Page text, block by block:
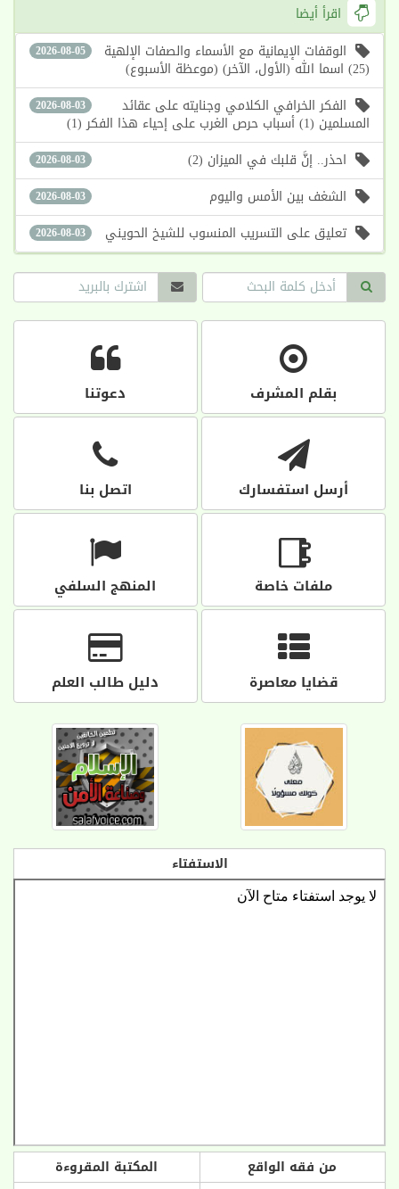
اقرأ أيضا
2026-08-05 الوقفات الإيمانية مع الأسماء والصفات الإلهية
(25) اسما الله (الأول، الآخر) (موعظة الأسبوع)
2026-08-03 الفكر الخرافي الكلامي وجنايته على عقائد
المسلمين (1) أسباب حرص الغرب على إحياء هذا الفكر (1)
2026-08-03 احذر.. إنَّ قلبك في الميزان (2)
2026-08-03 الشغف بين الأمس واليوم
2026-08-03 تعليق على التسريب المنسوب للشيخ الحويني
بقلم المشرف دعوتنا
أرسل استفسارك اتصل بنا
ملفات خاصة المنهج السلفي
قضايا معاصرة دليل طالب العلم
الاستفتاء
من فقه الواقع
المكتبة المقروءة